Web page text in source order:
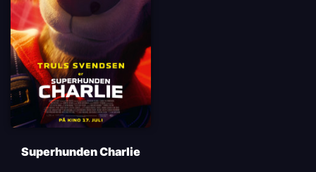
Superhunden Charlie